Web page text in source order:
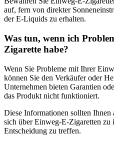
auf, fern von direkter
der E-Liquids zu erhalten.
Was tun, wenn ich
Zigarette habe?
Wenn Sie Probleme mit Ihrer
können Sie den Verkäufer oder
Unternehmen bieten Garantien
das Produkt nicht funktioniert.
Diese Informationen sollten
sich über Einweg-E-Zigaretten
Entscheidung zu treffen.